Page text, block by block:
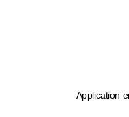
Application